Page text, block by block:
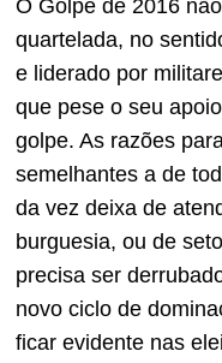
O Golpe de 2016
quartelada, no
e liderado por
que pese o seu
golpe. As razões
semelhantes a de
da vez deixa de
burguesia, ou de
precisa ser
novo ciclo de
ficar evidente nas